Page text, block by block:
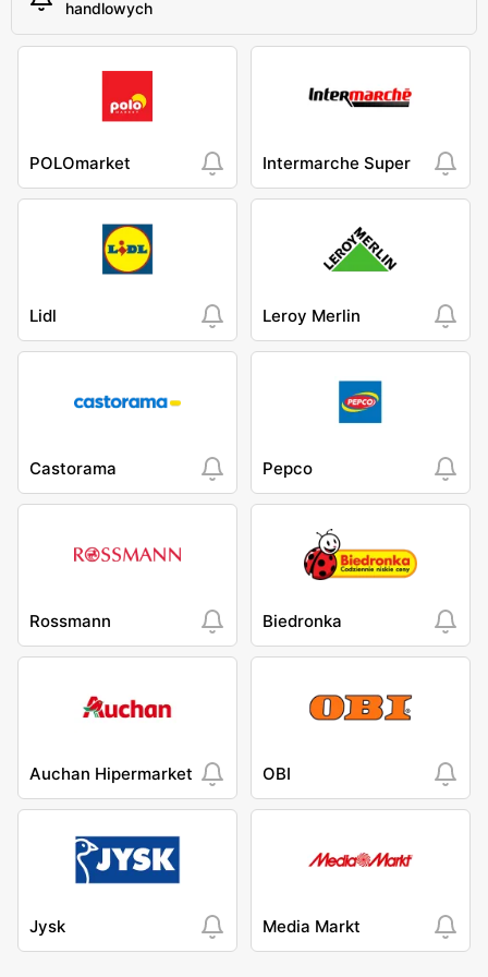
handlowych
POLOmarket Intermarche Super
Lidl Leroy Merlin
Castorama Pepco
Rossmann Biedronka
Auchan Hipermarket OBI
Jysk Media Markt